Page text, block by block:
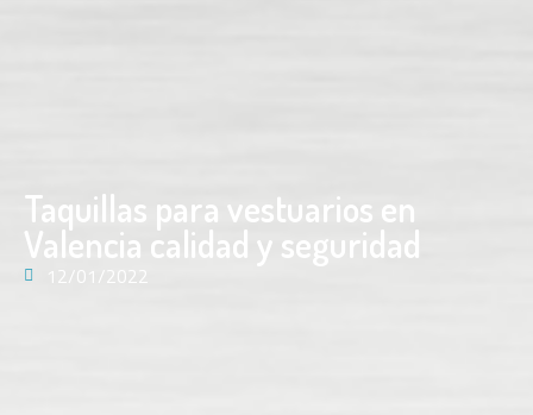
Taquillas para vestuarios en
Valencia calidad y seguridad
12/01/2022